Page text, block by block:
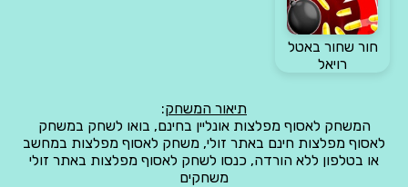
חור שחור באטל
רויאל
תיאור המשחק:
המשחק לאסוף מפלצות אונליין בחינם, בואו לשחק במשחק
לאסוף מפלצות חינם באתר זולי, משחק לאסוף מפלצות במחשב
או בטלפון ללא הורדה, כנסו לשחק לאסוף מפלצות באתר זולי
משחקים